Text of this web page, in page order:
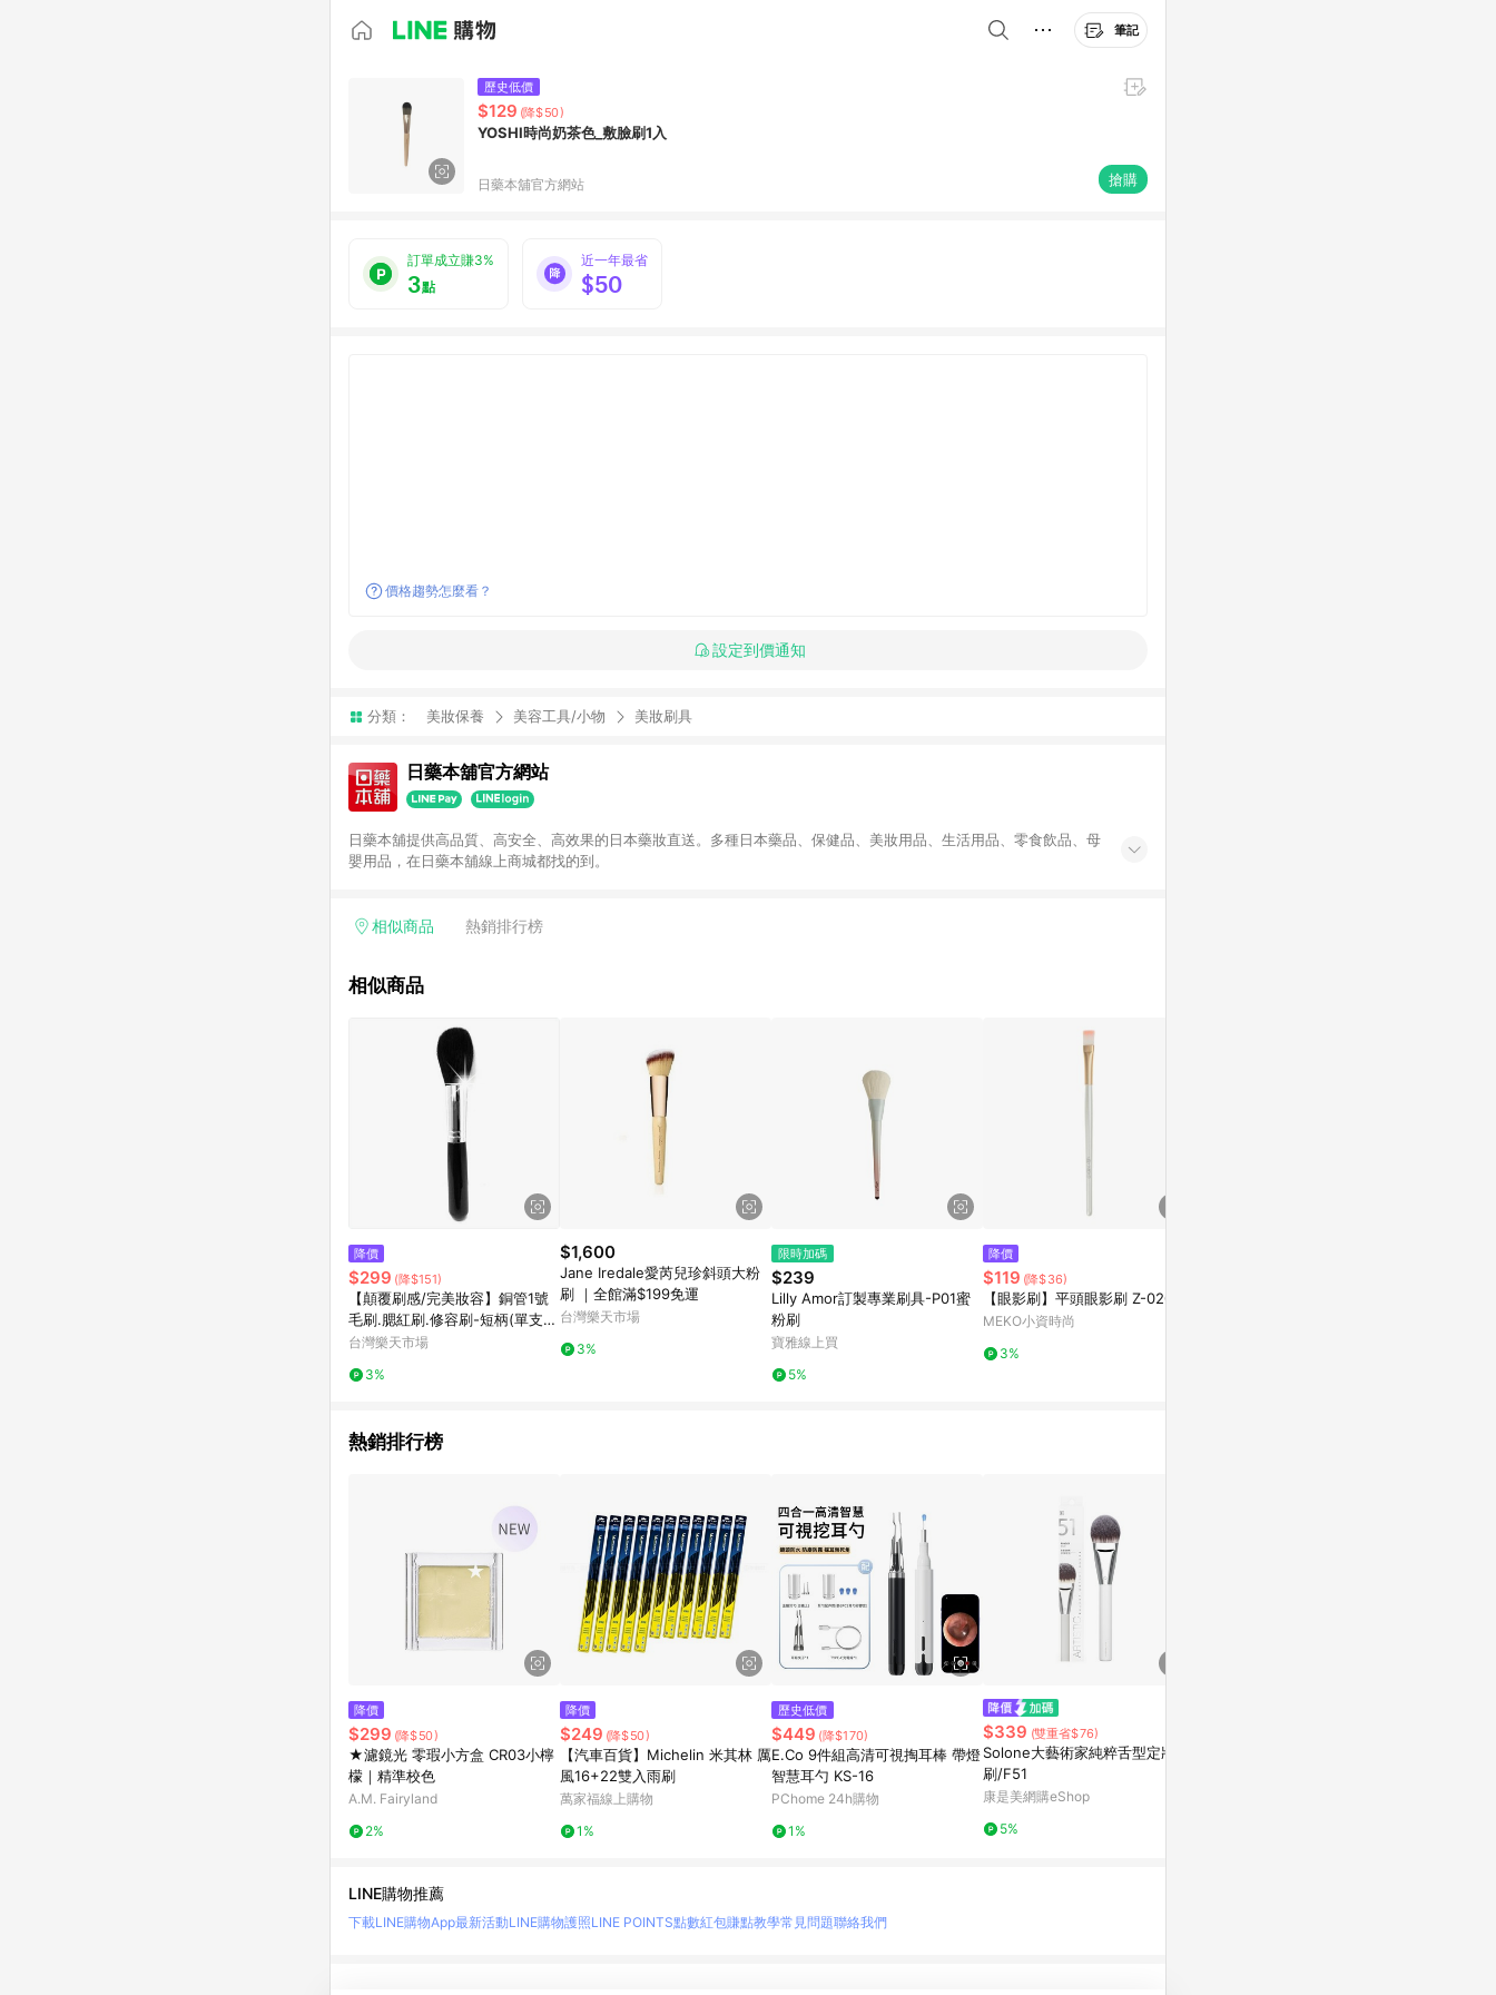
筆記
歷史低價
$129 (降$50)
YOSHI時尚奶茶色_敷臉刷1入
日藥本舖官方網站 搶購
訂單成立賺3%
3點
近一年最省
$50
價格趨勢怎麼看？
設定到價通知
分類： 美妝保養 美容工具/小物 美妝刷具
日藥本舖官方網站
日藥本舖提供高品質、高安全、高效果的日本藥妝直送。多種日本藥品、保健品、美妝用品、生活用品、零食飲品、母
嬰用品，在日藥本舖線上商城都找的到。
相似商品 熱銷排行榜
相似商品
降價
$299 (降$151)
【顛覆刷感/完美妝容】銅管1號
毛刷.腮紅刷.修容刷-短柄(單支)
[51908]
台灣樂天市場
3%
$1,600
Jane Iredale愛芮兒珍斜頭大粉
刷 ｜全館滿$199免運
台灣樂天市場
3%
限時加碼
$239
Lilly Amor訂製專業刷具-P01蜜
粉刷
寶雅線上買
5%
降價
$119 (降$36)
【眼影刷】平頭眼影刷 Z-020
MEKO小資時尚
3%
熱銷排行榜
降價
$299 (降$50)
★濾鏡光 零瑕小方盒 CR03小檸
檬｜精準校色
A.M. Fairyland
2%
降價
$249 (降$50)
【汽車百貨】Michelin 米其林 厲
風16+22雙入雨刷
萬家福線上購物
1%
歷史低價
$449 (降$170)
E.Co 9件組高清可視掏耳棒 帶燈
智慧耳勺 KS-16
PChome 24h購物
1%
$339 (雙重省$76)
Solone大藝術家純粹舌型定妝
刷/F51
康是美網購eShop
5%
LINE購物推薦
下載LINE購物App最新活動LINE購物護照LINE POINTS點數紅包賺點教學常見問題聯絡我們